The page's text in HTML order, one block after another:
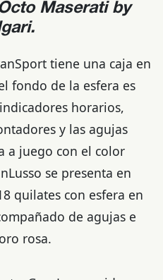
Maserati by
tiene una caja en
fondo de la esfera es
horarios,
y las agujas
a juego con el color
se presenta en
quilates con esfera en
de agujas e
rosa.